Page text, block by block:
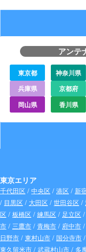
アンテ
東京都 神奈川県
兵庫県
京都府
岡山県
香川県
東京エリア
千代田区 / 中央区 / 港区 / 新
/ 目黒区 / 大田区 / 世田谷区 /
区 / 板橋区 / 練馬区 / 足立区 /
市 / 三鷹市 / 青梅市 / 府中市 /
日野市 / 東村山市 / 国分寺市 /
東久留米市 / 武蔵村山市 / 多